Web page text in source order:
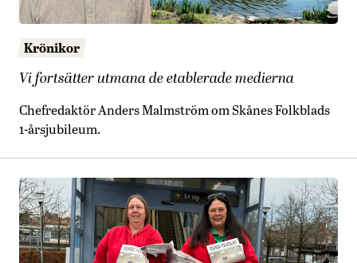
Krönikor
Vi fortsätter utmana de etablerade medierna
Chefredaktör Anders Malmström om Skånes Folkblads
1-årsjubileum.